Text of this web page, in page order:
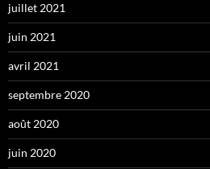
juillet 2021
juin 2021
avril 2021
septembre 2020
août 2020
juin 2020